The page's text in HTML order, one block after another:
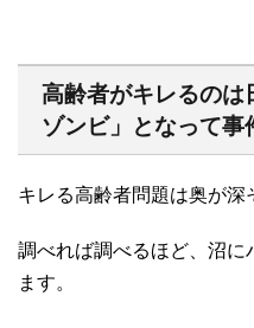
高齢者がキレるの
ゾンビ」となって事
キレる高齢者問題は奥が深
調べれば調べるほど、沼に
ます。